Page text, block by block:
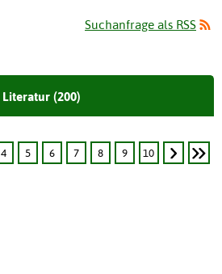
Suchanfrage als RSS
Literatur (200)
4 5 6 7 8 9 10